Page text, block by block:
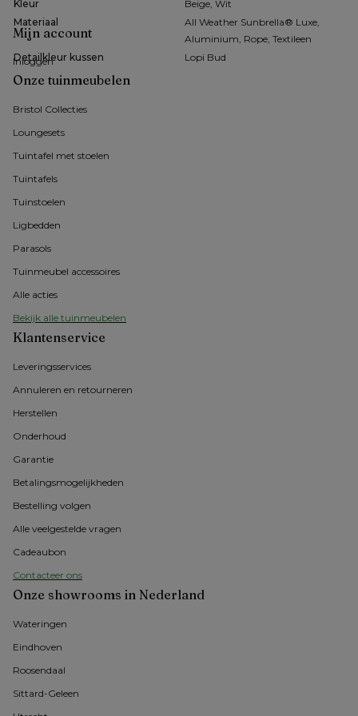
Kleur
Beige, Wit
Materiaal
All Weather Sunbrella® Luxe,
Aluminium, Rope, Textileen
Detailkleur kussen
Lopi Bud
Onze tuinmeubelen
Bristol Collecties
Loungesets
Tuintafel met stoelen
Tuintafels
Tuinstoelen
Ligbedden
Parasols
Tuinmeubel accessoires
Alle acties
Bekijk alle tuinmeubelen
Klantenservice
Leveringsservices
Annuleren en retourneren
Herstellen
Onderhoud
Garantie
Betalingsmogelijkheden
Bestelling volgen
Alle veelgestelde vragen
Cadeaubon
Contacteer ons
Onze showrooms in Nederland
Wateringen
Eindhoven
Roosendaal
Sittard-Geleen
Mijn account
Inloggen